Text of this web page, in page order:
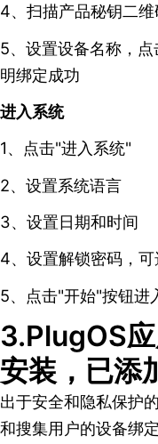
4、扫描产品秘钥二维
5、设置设备名称，
明绑定成功
进入系统
1、点击"进入系统"
2、设置系统语言
3、设置日期和时间
4、设置解锁密码，
5、点击"开始"按钮进
3.PlugOS
安装，已添
出于安全和隐私保护
和搜集用户的设备绑